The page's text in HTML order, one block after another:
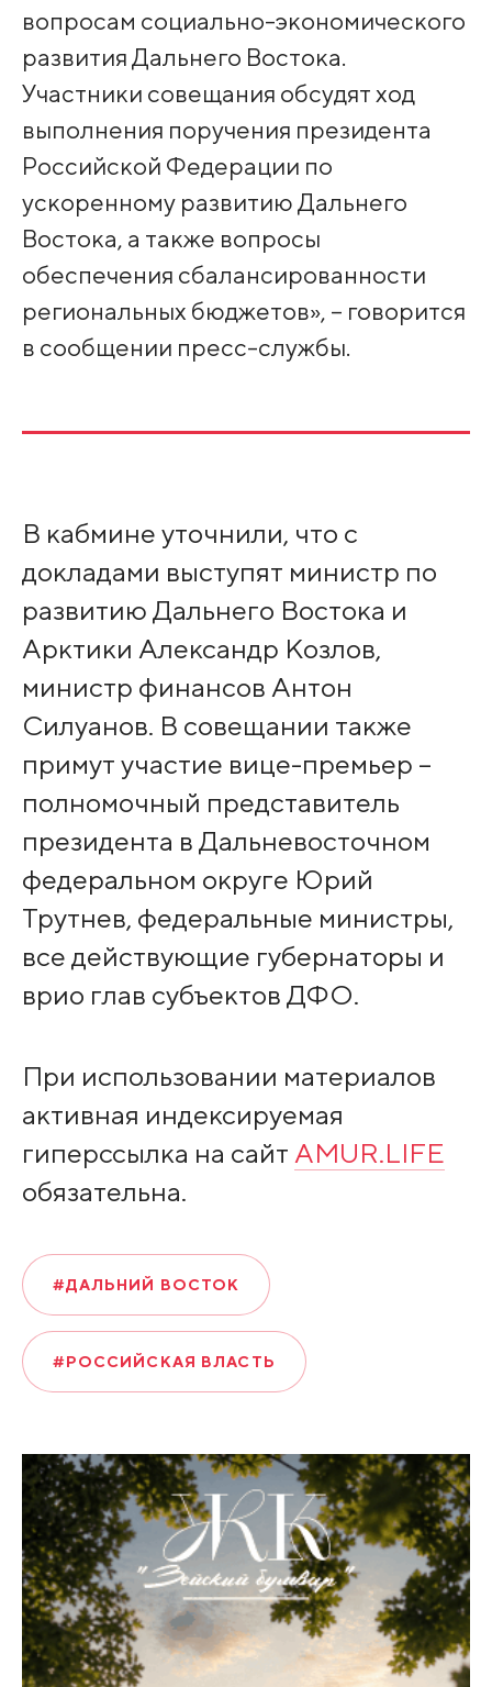
вопросам социально-экономического
развития Дальнего Востока.
Участники совещания обсудят ход
выполнения поручения президента
Российской Федерации по
ускоренному развитию Дальнего
Востока, а также вопросы
обеспечения сбалансированности
региональных бюджетов», – говорится
в сообщении пресс-службы.
В кабмине уточнили, что с
докладами выступят министр по
развитию Дальнего Востока и
Арктики Александр Козлов,
министр финансов Антон
Силуанов. В совещании также
примут участие вице-премьер –
полномочный представитель
президента в Дальневосточном
федеральном округе Юрий
Трутнев, федеральные министры,
все действующие губернаторы и
врио глав субъектов ДФО.
При использовании материалов
активная индексируемая
гиперссылка на сайт AMUR.LIFE
обязательна.
#ДАЛЬНИЙ ВОСТОК
#РОССИЙСКАЯ ВЛАСТЬ